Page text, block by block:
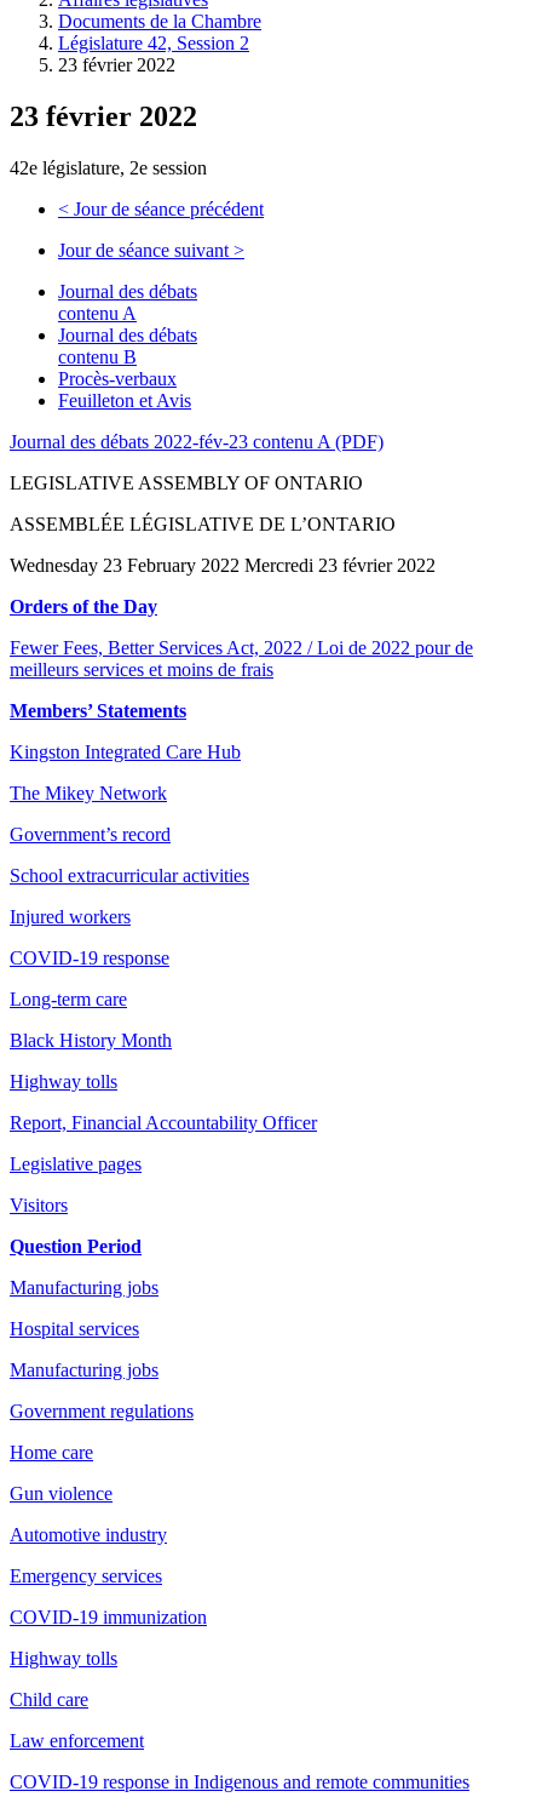
Documents de la Chambre
Législature 42, Session 2
23 février 2022
23 février 2022
42e législature, 2e session
< Jour de séance précédent
Jour de séance suivant >
Journal des débats
contenu A
Journal des débats
contenu B
Procès-verbaux
Feuilleton et Avis
Journal des débats 2022-fév-23 contenu A (PDF)
LEGISLATIVE ASSEMBLY OF ONTARIO
ASSEMBLÉE LÉGISLATIVE DE L’ONTARIO
Wednesday 23 February 2022 Mercredi 23 février 2022
Orders of the Day
Fewer Fees, Better Services Act, 2022 / Loi de 2022 pour de
meilleurs services et moins de frais
Members’ Statements
Kingston Integrated Care Hub
The Mikey Network
Government’s record
School extracurricular activities
Injured workers
COVID-19 response
Long-term care
Black History Month
Highway tolls
Report, Financial Accountability Officer
Legislative pages
Visitors
Question Period
Manufacturing jobs
Hospital services
Manufacturing jobs
Government regulations
Home care
Gun violence
Automotive industry
Emergency services
COVID-19 immunization
Highway tolls
Child care
Law enforcement
COVID-19 response in Indigenous and remote communities